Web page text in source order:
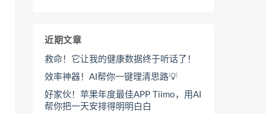
近期文章
救命！它让我的健康数据终于听话了！
效率神器！AI帮你一键理清思路💡
好家伙！苹果年度最佳APP Tiimo，用AI
帮你把一天安排得明明白白